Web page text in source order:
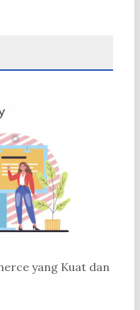
yang Kuat dan